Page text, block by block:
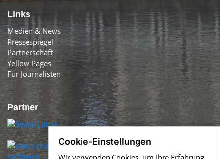
Links
Medien & News
Pressespiegel
Partnerschaft
Yellow Pages
Für Journalisten
Partner
Cookie-Einstellungen
Wir verwenden Cookies, um Ihre Erfahrung